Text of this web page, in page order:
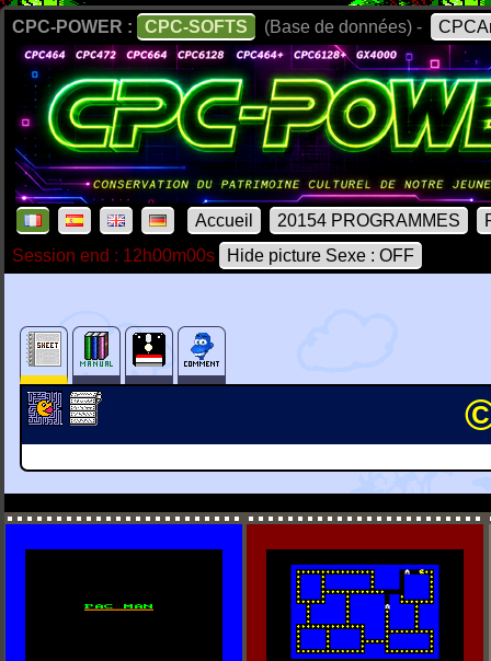
CPC-POWER : CPC-SOFTS (Base de données) -
Accueil 20154 PROGRAMMES
Session end : 12h00m00s
Hide picture Sexe : OFF